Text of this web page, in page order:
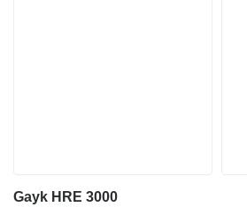
Gayk HRE 3000